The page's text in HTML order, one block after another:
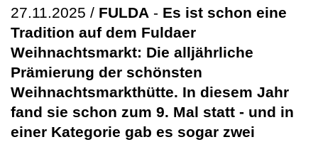
27.11.2025 / FULDA - Es ist schon eine
Tradition auf dem Fuldaer
Weihnachtsmarkt: Die alljährliche
Prämierung der schönsten
Weihnachtsmarkthütte. In diesem Jahr
fand sie schon zum 9. Mal statt - und in
einer Kategorie gab es sogar zwei